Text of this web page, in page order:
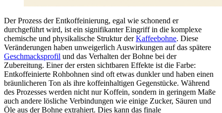
Der Prozess der Entkoffeinierung, egal wie schonend er
durchgeführt wird, ist ein signifikanter Eingriff in die komplexe
chemische und physikalische Struktur derKaffeebohne. Diese
Veränderungen haben unweigerlich Auswirkungen auf das spätere
Geschmacksprofil und das Verhalten der Bohne bei der
Zubereitung. Einer der ersten sichtbaren Effekte ist die Farbe:
Entkoffeinierte Rohbohnen sind oft etwas dunkler und haben einen
bräunlicheren Ton als ihre koffeinhaltigen Gegenstücke. Während
des Prozesses werden nicht nur Koffein, sondern in geringem Maße
auch andere lösliche Verbindungen wie einige Zucker, Säuren und
Öle aus der Bohne extrahiert. Dies kann das finale